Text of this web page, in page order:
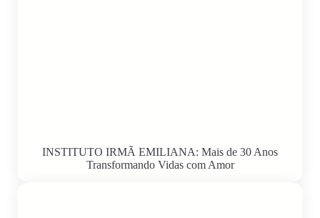
INSTITUTO IRMÃ EMILIANA: Mais de 30 Anos
Transformando Vidas com Amor